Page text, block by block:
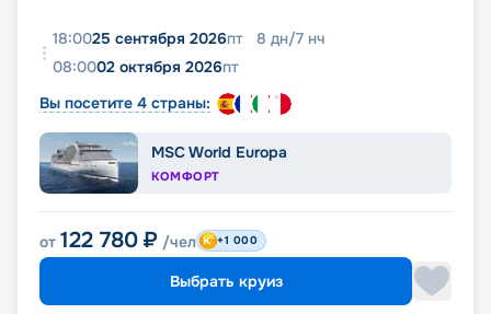
18:0025 сентября 2026пт 8 дн/7 нч
08:0002 октября 2026пт
Вы посетите 4 страны:
MSC World Europa
КОМФОРТ
от 122 780 ₽ /чел +1 000
Выбрать круиз